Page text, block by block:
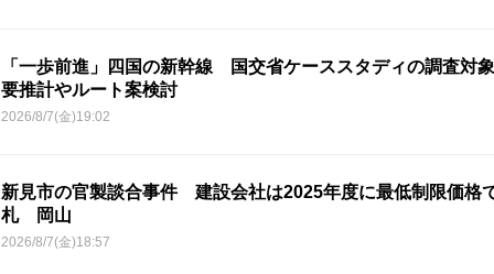
「一歩前進」四国の新幹線 国交省ケーススタディの調査対
要推計やルート案検討
2026/8/7(金)19:02
新見市の官製談合事件 建設会社は2025年度に最低制限価格
札 岡山
2026/8/7(金)18:57